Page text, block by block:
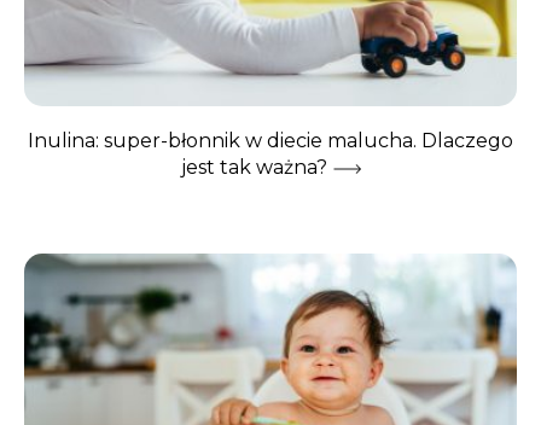
Inulina: super-błonnik w diecie malucha. Dlaczego
jest tak ważna?